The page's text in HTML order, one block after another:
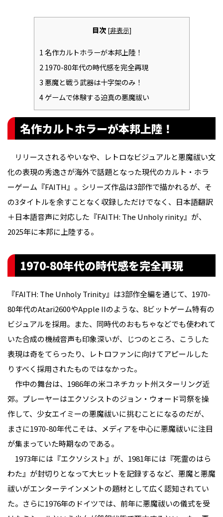
目次 [非表示]
1名作カルトホラーが本邦上陸！
21970-80年代の時代感を完全再現
3悪魔と戦う武器は十字架のみ！
4ゲームで体験する迫真の悪魔祓い
名作カルトホラーが本邦上陸！
リリースされるやいなや、レトロなビジュアルと悪魔祓い文
化の表現の秀逸さが海外で話題となった現代のカルト・ホラ
ーゲーム『FAITH』。シリーズ作品は3部作で描かれるが、そ
の3タイトルを余すことなく収録しただけでなく、日本語翻訳
＋日本語音声に対応した『FAITH: The Unholy rinity』が、
2025年に本邦に上陸する。
1970-80年代の時代感を完全再現
『FAITH: The Unholy Trinity』は3部作全編を通じて、1970-
80年代のAtari2600やApple IIのような、8ビットゲーム特有の
ビジュアルを採用。また、同時代のおもちゃなどでも使われて
いた合成の機械音声も印象深いが、じつのところ、こうした
表現は奇をてらったり、レトロファンに向けてアピールした
りすべく採用されたものではなかった。
作中の舞台は、1986年の米コネチカット州スターリング近
郊。プレーヤーはエクソシストのジョン・ウォード司祭を操
作して、少女エイミーの悪魔祓いに挑むことになるのだが、
まさに1970-80年代こそは、メディアを中心に悪魔祓いに注目
が集まっていた時期なのである。
1973年には『エクソシスト』が、1981年には『死霊のはら
わた』が封切りとなって大ヒットを記録するなど、悪魔と悪魔
祓いがエンターテインメントの題材として広く認知されてい
た。さらに1976年のドイツでは、前年に悪魔祓いの儀式を受